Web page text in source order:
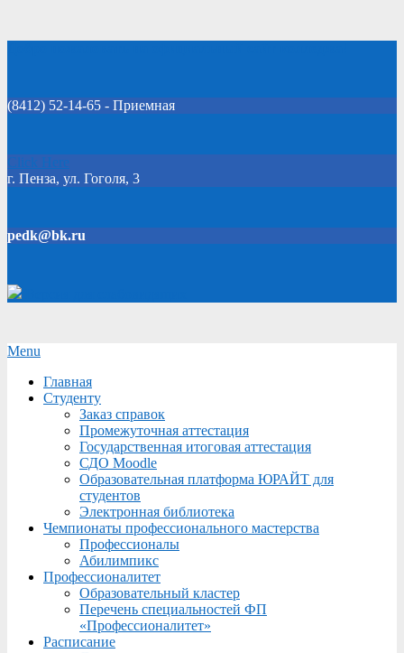
(8412) 52-14-65 - Приемная
Click Here
г. Пенза, ул. Гоголя, 3
pedk@bk.ru
Secondary
Menu
Menu
Главная
Студенту
Заказ справок
Промежуточная аттестация
Государственная итоговая аттестация
СДО Moodle
Образовательная платформа ЮРАЙТ для
студентов
Электронная библиотека
Чемпионаты профессионального мастерства
Профессионалы
Абилимпикс
Профессионалитет
Образовательный кластер
Перечень специальностей ФП
«Профессионалитет»
Расписание